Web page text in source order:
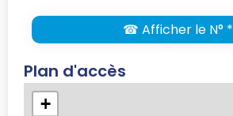
☎ Afficher le N° *
Plan d'accès
+